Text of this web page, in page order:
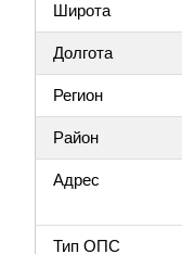
Широта
Долгота
Регион
Район
Адрес
Тип ОПС